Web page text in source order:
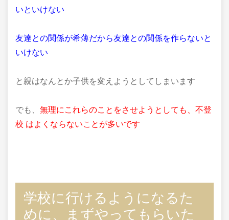
いといけない
友達との関係が希薄だから友達との関係を作らないと
いけない
と親はなんとか子供を変えようとしてしまいます
でも、 無理にこれらのことをさせようとしても、不登
校 はよくならないことが多いです
学校に行けるようになるた
めに、まずやってもらいた